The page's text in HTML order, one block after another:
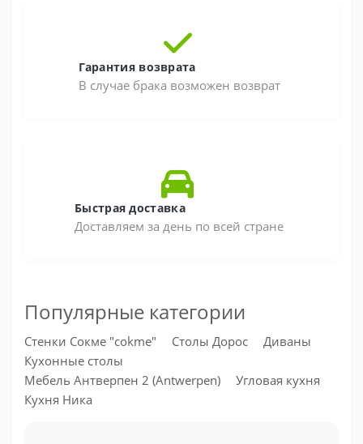
Гарантия возврата
В случае брака возможен возврат
Быстрая доставка
Доставляем за день по всей стране
Популярные категории
Стенки Сокме "cokme" Столы Дорос
Диваны
Кухонные столы
Мебель Антверпен 2 (Antwerpen)
Угловая кухня
Кухня Ника